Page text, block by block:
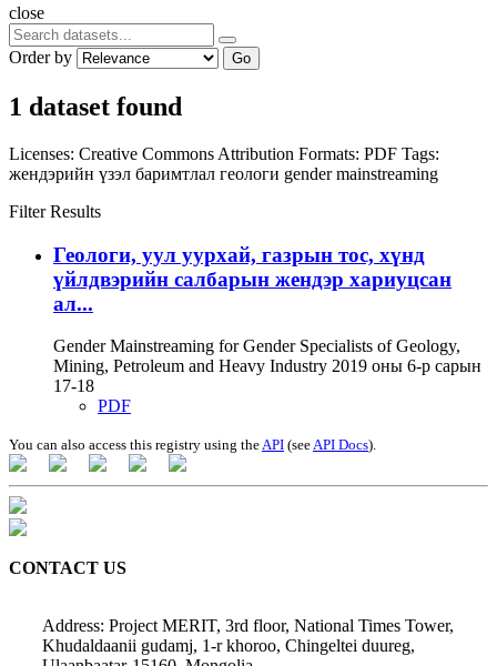
close
Order by Go
1 dataset found
Licenses: Creative Commons Attribution Formats: PDF Tags:
жендэрийн үзэл баримтлал геологи gender mainstreaming
Filter Results
Геологи, уул уурхай, газрын тос, хүнд
үйлдвэрийн салбарын жендэр хариуцсан
ал...
Gender Mainstreaming for Gender Specialists of Geology,
Mining, Petroleum and Heavy Industry 2019 оны 6-р сарын
17-18
PDF
You can also access this registry using theAPI (seeAPI Docs).
CONTACT US
Address: Project MERIT, 3rd floor, National Times Tower,
Khudaldaanii gudamj, 1-r khoroo, Chingeltei duureg,